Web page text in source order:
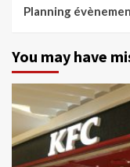
Planning
You may have